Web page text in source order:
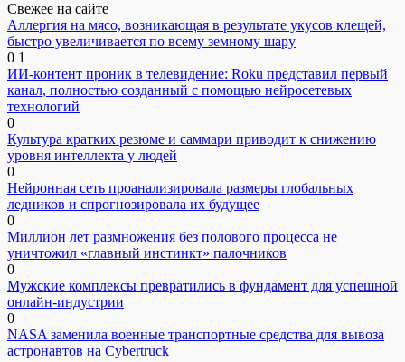
Свежее на сайте
Аллергия на мясо, возникающая в результате укусов клещей,
быстро увеличивается по всему земному шару
0 1
ИИ-контент проник в телевидение: Roku представил первый
канал, полностью созданный с помощью нейросетевых
технологий
0
Культура кратких резюме и саммари приводит к снижению
уровня интеллекта у людей
0
Нейронная сеть проанализировала размеры глобальных
ледников и спрогнозировала их будущее
0
Миллион лет размножения без полового процесса не
уничтожил «главный инстинкт» палочников
0
Мужские комплексы превратились в фундамент для успешной
онлайн-индустрии
0
NASA заменила военные транспортные средства для вывоза
астронавтов на Cybertruck